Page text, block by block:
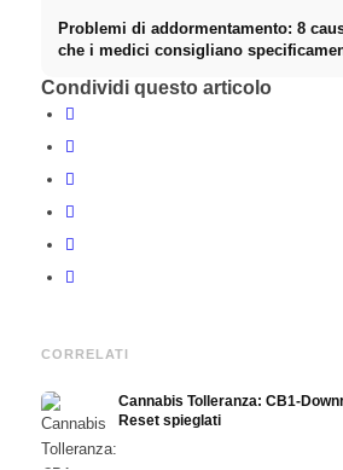
Problemi di addormentamento: 8
che i medici consigliano
Condividi questo articolo
CORRELATI
Cannabis Tolleranza: CB1-
Reset spieglati